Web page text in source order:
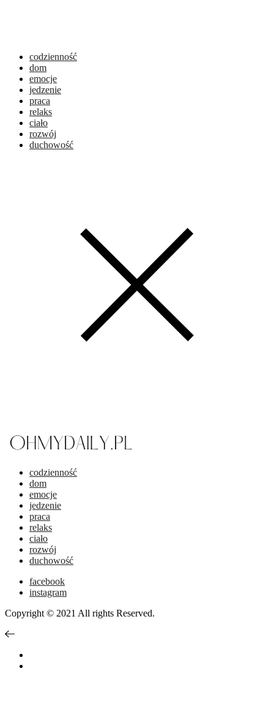
codzienność
dom
emocje
jedzenie
praca
relaks
ciało
rozwój
duchowość
codzienność
dom
emocje
jedzenie
praca
relaks
ciało
rozwój
duchowość
facebook
instagram
Copyright © 2021 All rights Reserved.